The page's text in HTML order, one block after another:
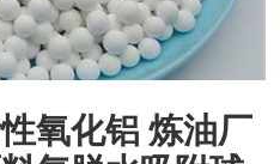
氧化铝 炼油厂